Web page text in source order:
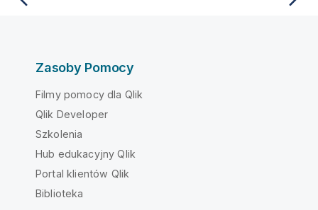
Zasoby Pomocy
Filmy pomocy dla Qlik
Qlik Developer
Szkolenia
Hub edukacyjny Qlik
Portal klientów Qlik
Biblioteka